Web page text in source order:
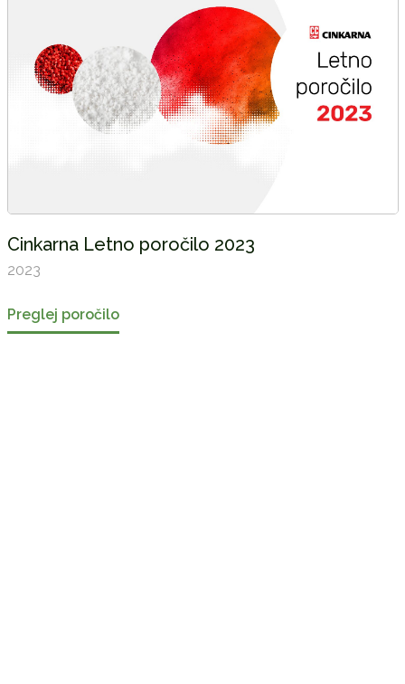
Cinkarna Letno poročilo 2023
2023
Preglej poročilo